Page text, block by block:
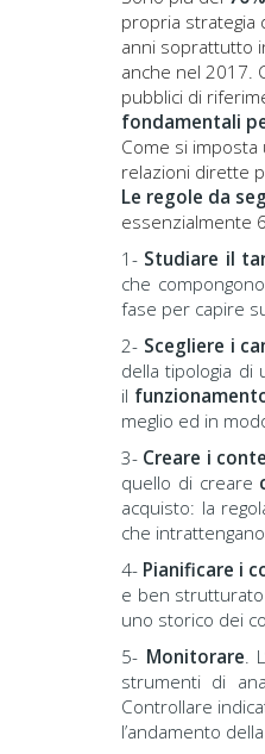
propria strategia
anni soprattutto
anche nel 2017.
pubblici di
fondamentali
Come si imposta
relazioni dirette
Le regole da
essenzialmente
1- Studiare il
che
fase per capire
2- Scegliere i
della tipologia di
il
meglio ed in
3- Creare i
quello di creare
acquisto: la
che
4- Pianificare i
e ben
uno storico dei
5- Monitorare.
strumenti di
Controllare
l’andamento